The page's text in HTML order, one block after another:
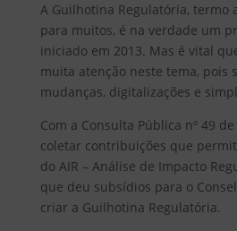
A Guilhotina Regulatória, termo
para muitos, é na verdade um
iniciado em 2013. Mas é vital
muita atenção neste tema, pois
mudanças, digitalizações e
Com a Consulta Pública nº 49
coletar contribuições que
do AIR – Análise de Impacto
que deu subsídios para o
criar a Guilhotina Regulatória.